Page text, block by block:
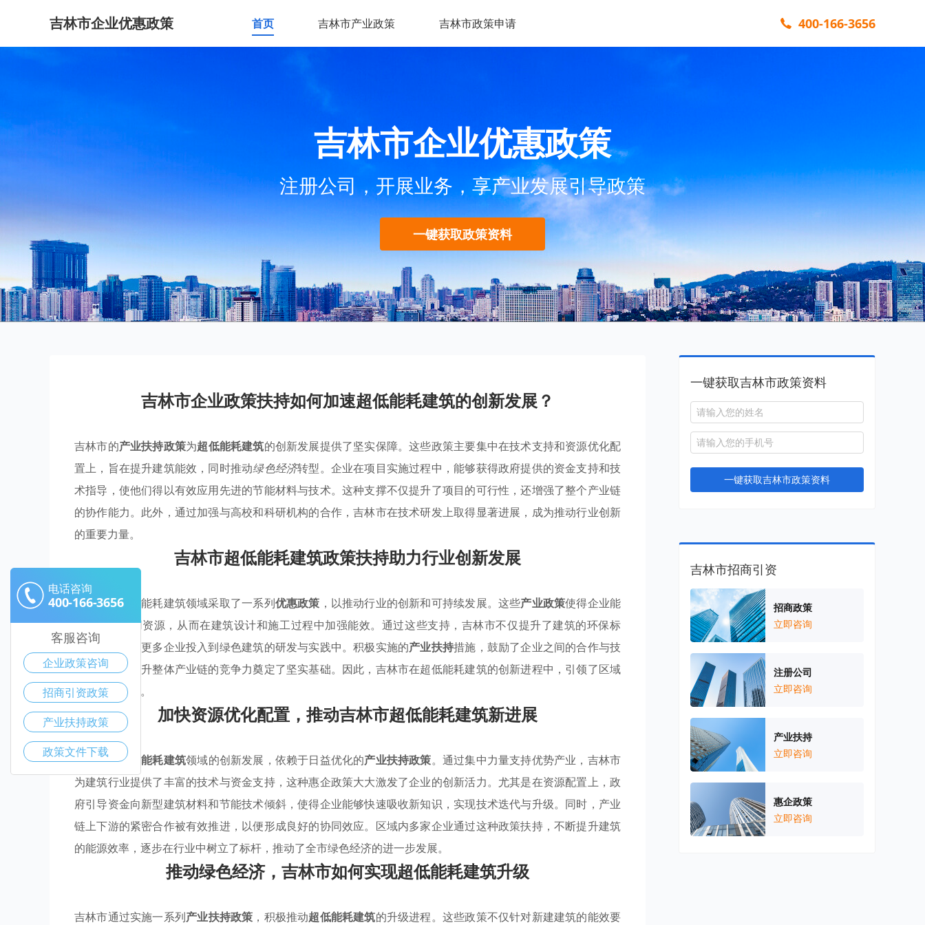
吉林市企业优惠政策 首页 吉林市产业政策 吉林市政策申请 400-166-3656
吉林市企业优惠政策
注册公司，开展业务，享产业发展引导政策
一键获取政策资料
吉林市企业政策扶持如何加速超低能耗建筑的创新发展？
吉林市的产业扶持政策为超低能耗建筑的创新发展提供了坚实保障。这些政策主要集中在技术支持和资源优化配
置上，旨在提升建筑能效，同时推动绿色经济转型。企业在项目实施过程中，能够获得政府提供的资金支持和技
术指导，使他们得以有效应用先进的节能材料与技术。这种支撑不仅提升了项目的可行性，还增强了整个产业链
的协作能力。此外，通过加强与高校和科研机构的合作，吉林市在技术研发上取得显著进展，成为推动行业创新
的重要力量。
吉林市超低能耗建筑政策扶持助力行业创新发展
吉林市在超低能耗建筑领域采取了一系列优惠政策 ，以推动行业的创新和可持续发展。这些产业政策使得企业能
够更好地利用资源，从而在建筑设计和施工过程中加强能效。通过这些支持，吉林市不仅提升了建筑的环保标
准，还吸引了更多企业投入到绿色建筑的研发与实践中。积极实施的产业扶持措施，鼓励了企业之间的合作与技
术交流，为提升整体产业链的竞争力奠定了坚实基础。因此，吉林市在超低能耗建筑的创新进程中，引领了区域
发展的新趋势。
加快资源优化配置，推动吉林市超低能耗建筑新进展
吉林市在超低能耗建筑领域的创新发展，依赖于日益优化的产业扶持政策。通过集中力量支持优势产业，吉林市
为建筑行业提供了丰富的技术与资金支持，这种惠企政策大大激发了企业的创新活力。尤其是在资源配置上，政
府引导资金向新型建筑材料和节能技术倾斜，使得企业能够快速吸收新知识，实现技术迭代与升级。同时，产业
链上下游的紧密合作被有效推进，以便形成良好的协同效应。区域内多家企业通过这种政策扶持，不断提升建筑
的能源效率，逐步在行业中树立了标杆，推动了全市绿色经济的进一步发展。
推动绿色经济，吉林市如何实现超低能耗建筑升级
吉林市通过实施一系列产业扶持政策 ，积极推动超低能耗建筑的升级进程。这些政策不仅针对新建建筑的能效要
一键获取吉林市政策资料
一键获取吉林市政策资料
吉林市招商引资
招商政策
立即咨询
注册公司
立即咨询
产业扶持
立即咨询
惠企政策
立即咨询
电话咨询
400-166-3656
客服咨询
企业政策咨询
招商引资政策
产业扶持政策
政策文件下载